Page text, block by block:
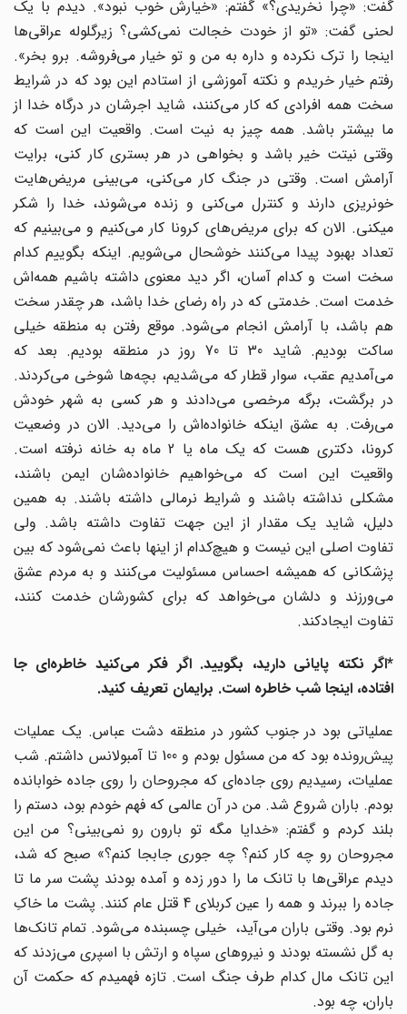
گفت: «چرا نخریدی؟» گفتم: «خیارش خوب نبود». دیدم با یک
لحنی گفت: «تو از خودت خجالت نمی‌کشی؟ زیرگلوله عراقی‌ها
اینجا را ترک نکرده و داره به من و تو خیار می‌فروشه. برو بخر».
رفتم خیار خریدم و نکته آموزشی از استادم این بود که در شرایط
سخت همه افرادی که کار می‌کنند، شاید اجرشان در درگاه خدا از
ما بیشتر باشد. همه چیز به نیت است. واقعیت این است که
وقتی نیتت خیر باشد و بخواهی در هر بستری کار کنی، برایت
آرامش است. وقتی در جنگ کار می‌کنی، می‌بینی مریض‌هایت
خونریزی دارند و کنترل می‌کنی و زنده می‎‌شوند، خدا را شکر
می‎کنی. الان که برای مریض‌های کرونا کار می‌کنیم و می‌بینیم که
تعداد بهبود پیدا می‌کنند خوشحال می‌شویم. اینکه بگوییم کدام
سخت است و کدام آسان، اگر دید معنوی داشته باشیم همه‌اش
خدمت است. خدمتی که در راه رضای خدا باشد، هر چقدر سخت
هم باشد، با آرامش انجام می‌شود. موقع رفتن به منطقه خیلی
ساکت بودیم. شاید 30 تا 70 روز در منطقه بودیم. بعد که
می‌آمدیم عقب، سوار قطار که می‌شدیم، ‌بچه‌ها شوخی می‌کردند.
در برگشت، برگه مرخصی می‌دادند و هر کسی به شهر خودش
می‌رفت. به عشق اینکه خانواده‌اش را می‌دید. الان در وضعیت
کرونا، دکتری هست که یک ماه یا 2 ماه به خانه نرفته ‌است.
واقعیت این است که می‌خواهیم خانواده‌شان ایمن باشند،
مشکلی نداشته باشند و شرایط نرمالی داشته باشند. به همین
دلیل، شاید یک مقدار از این جهت تفاوت داشته باشد. ولی
تفاوت اصلی این نیست و هیچ‌کدام از اینها باعث نمی‌شود که بین
پزشکانی که همیشه احساس مسئولیت می‌کنند و به مردم عشق
می‌ورزند و دلشان می‌خواهد که برای کشورشان خدمت کنند،
تفاوت ایجادکند.
*اگر نکته پایانی دارید، بگویید. اگر فکر می‌کنید خاطره‌ای جا
افتاده، اینجا شب خاطره است. برایمان تعریف کنید.
عملیاتی بود در جنوب کشور در منطقه دشت عباس. یک عملیات
پیش‌رونده بود که من مسئول بودم و 100 تا آمبولانس داشتم. شب
عملیات، رسیدیم روی جاده‌ای که مجروحان را روی جاده خوابانده
بودم. باران شروع شد. من در آن عالمی که فهم خودم بود، دستم را
بلند کردم و گفتم: «خدایا مگه تو بارون رو نمی‌بینی؟ من این
مجروحان رو چه کار کنم؟ چه جوری جابجا کنم؟» صبح که شد،
دیدم عراقی‌ها با تانک ما را دور زده و آمده بودند پشت سر ما تا
جاده را ببرند و همه را عین کربلای 4 قتل عام کنند. پشت ما خاکِ
نرم بود. وقتی باران می‌آید، خیلی چسبنده می‌شود. تمام تانک‌ها
به گل نشسته بودند و نیروهای سپاه و ارتش با اسپری می‌زدند که
این تانک مال کدام طرف جنگ است. تازه فهمیدم که حکمت آن
باران، چه بود.